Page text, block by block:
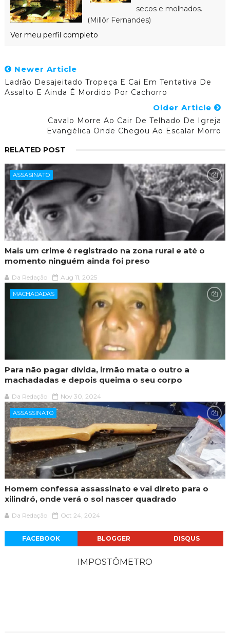
secos e molhados.
(Millôr Fernandes)
Ver meu perfil completo
Newer Article
Ladrão Desajeitado Tropeça E Cai Em Tentativa De
Assalto E Ainda É Mordido Por Cachorro
Older Article
Cavalo Morre Ao Cair De Telhado De Igreja
Evangélica Onde Chegou Ao Escalar Morro
RELATED POST
ASSASINATO
Mais um crime é registrado na zona rural e até o
momento ninguém ainda foi preso
Da Redação Aug 11, 2025
MACHADADAS
Para não pagar dívida, irmão mata o outro a
machadadas e depois queima o seu corpo
Da Redação Nov 30, 2024
ASSASSINATO
Homem confessa assassinato e vai direto para o
xilindró, onde verá o sol nascer quadrado
Da Redação Oct 24, 2024
FACEBOOK BLOGGER DISQUS
IMPOSTÔMETRO